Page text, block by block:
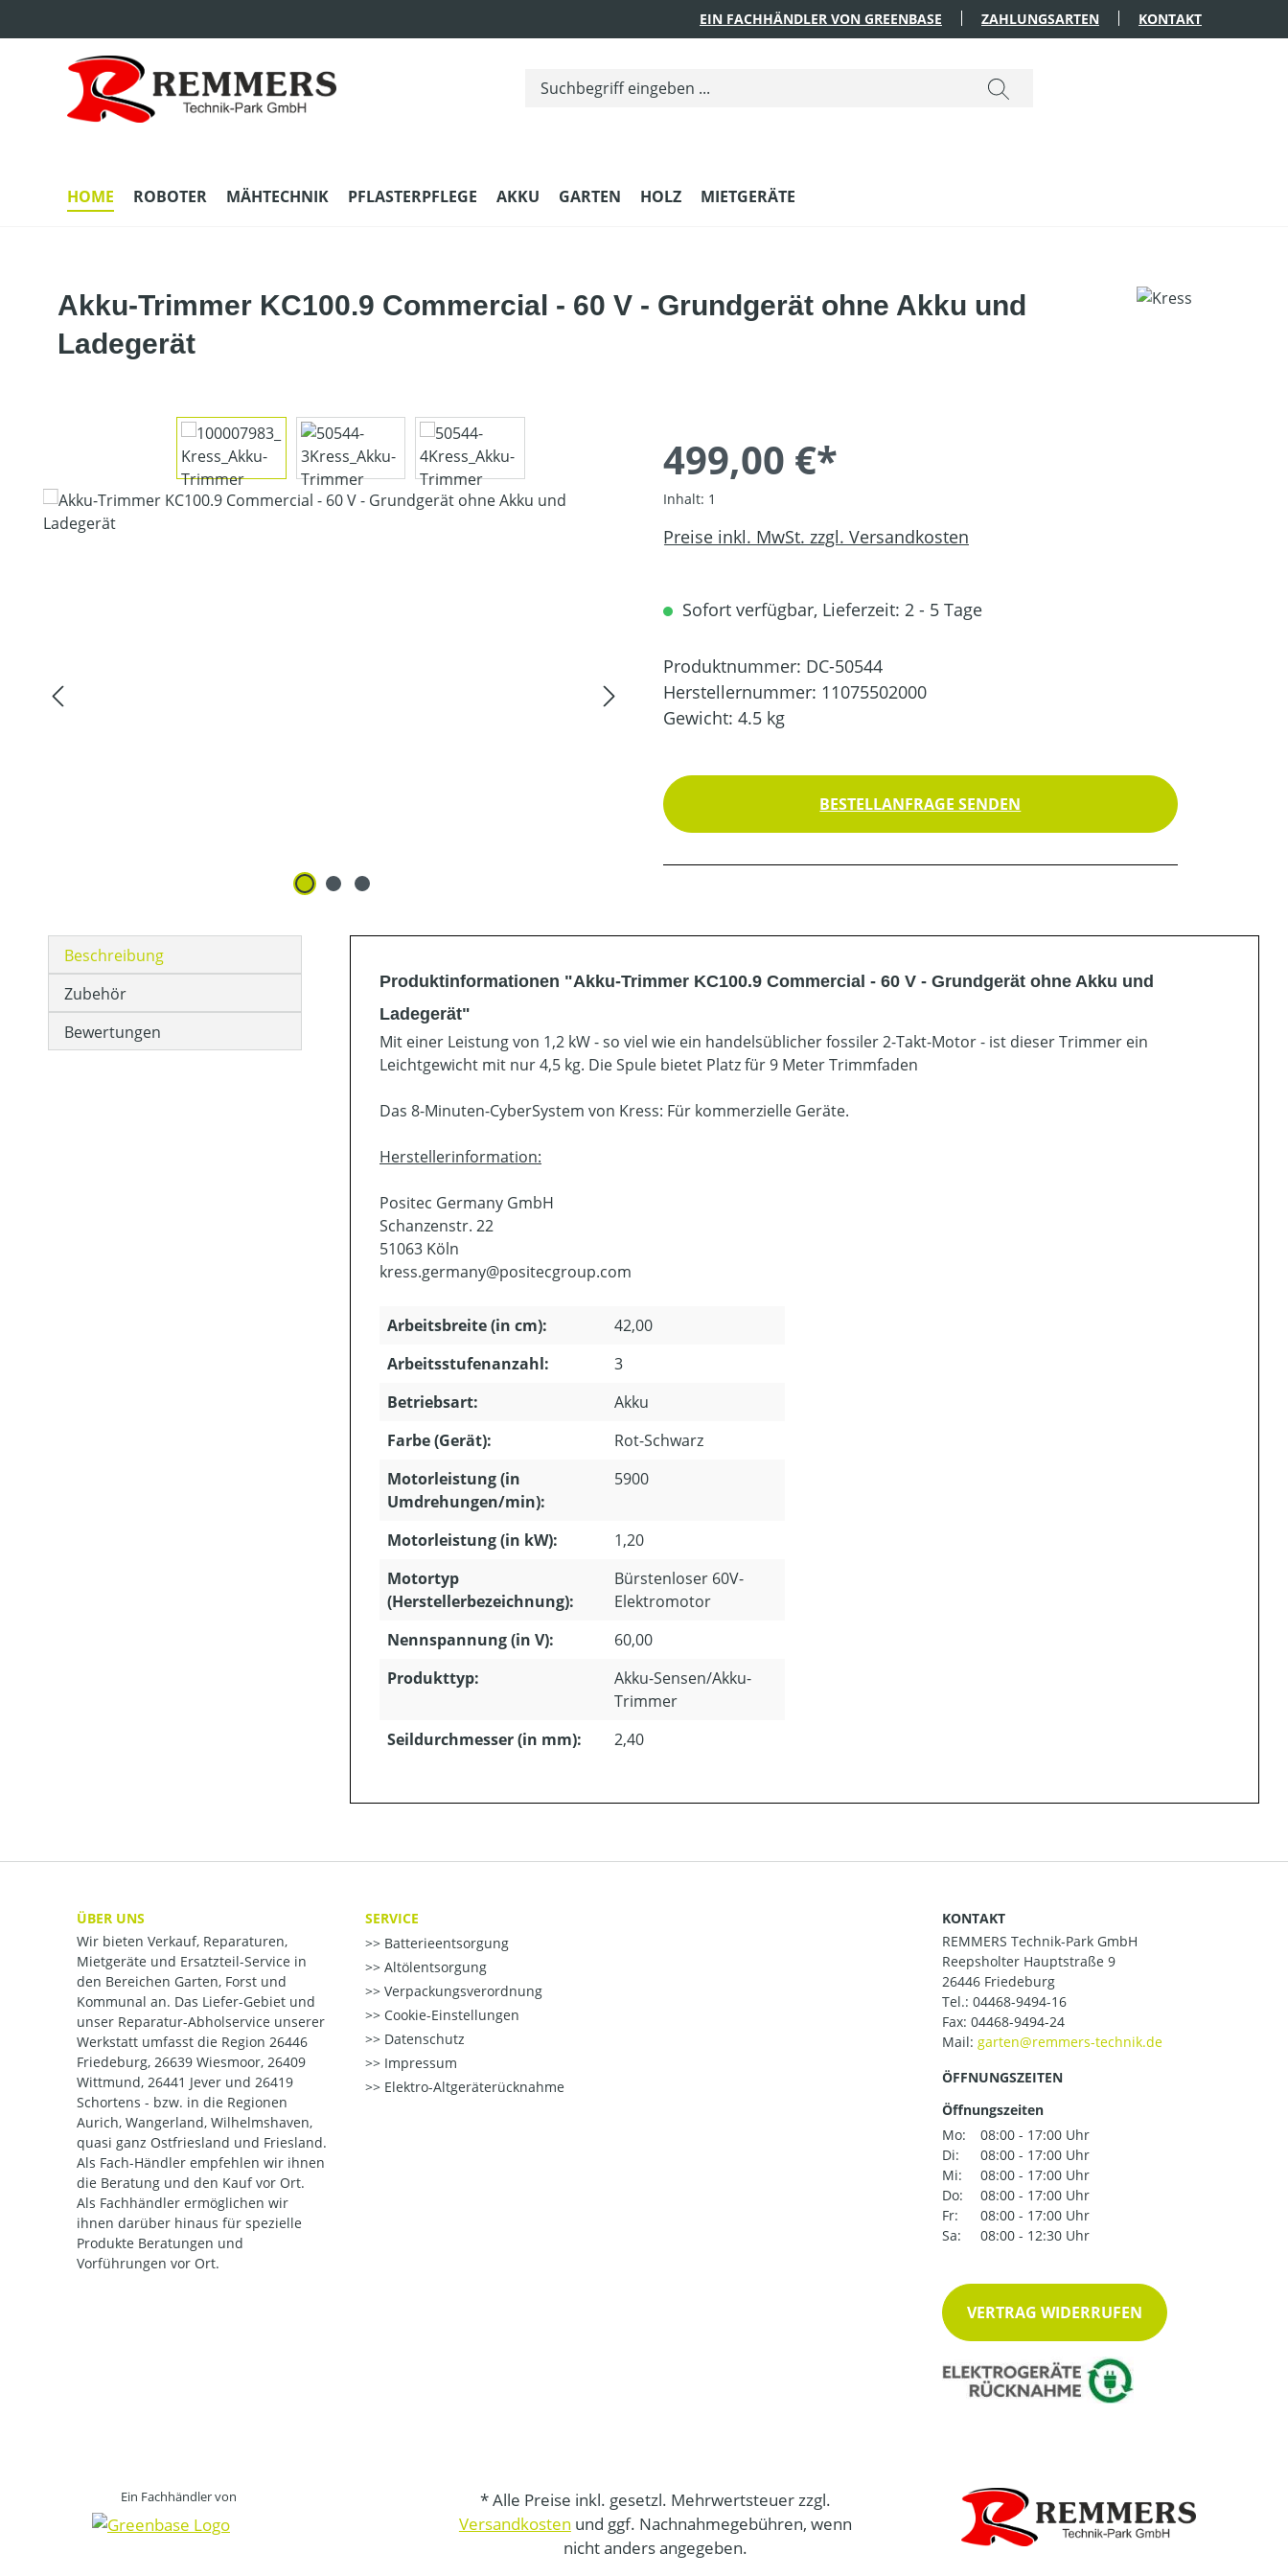
EIN FACHHÄNDLER VON GREENBASE ZAHLUNGSARTEN KONTAKT
HOME ROBOTER MÄHTECHNIK PFLASTERPFLEGE AKKU GARTEN HOLZ MIETGERÄTE
Akku-Trimmer KC100.9 Commercial - 60 V - Grundgerät ohne Akku und
Ladegerät
Bildergalerie überspringen
499,00 €*
Inhalt: 1
Preise inkl. MwSt. zzgl. Versandkosten
Sofort verfügbar, Lieferzeit: 2 - 5 Tage
Produktnummer: DC-50544
Herstellernummer: 11075502000
Gewicht: 4.5 kg
BESTELLANFRAGE SENDEN
Beschreibung
Zubehör
Bewertungen
Produktinformationen "Akku-Trimmer KC100.9 Commercial - 60 V - Grundgerät ohne Akku und
Ladegerät"
Mit einer Leistung von 1,2 kW - so viel wie ein handelsüblicher fossiler 2-Takt-Motor - ist dieser Trimmer ein
Leichtgewicht mit nur 4,5 kg. Die Spule bietet Platz für 9 Meter Trimmfaden
Das 8-Minuten-CyberSystem von Kress: Für kommerzielle Geräte.
Herstellerinformation:
Positec Germany GmbH
Schanzenstr. 22
51063 Köln
kress.germany@positecgroup.com
Arbeitsbreite (in cm):
42,00
Arbeitsstufenanzahl:
3
Betriebsart:
Akku
Farbe (Gerät):
Rot-Schwarz
Motorleistung (in
Umdrehungen/min):
5900
Motorleistung (in kW):
1,20
Motortyp
(Herstellerbezeichnung):
Bürstenloser 60V-
Elektromotor
Nennspannung (in V):
60,00
Produkttyp:
Akku-Sensen/Akku-
Trimmer
Seildurchmesser (in mm):
2,40
ÜBER UNS
Wir bieten Verkauf, Reparaturen,
Mietgeräte und Ersatzteil-Service in
den Bereichen Garten, Forst und
Kommunal an. Das Liefer-Gebiet und
unser Reparatur-Abholservice unserer
Werkstatt umfasst die Region 26446
Friedeburg, 26639 Wiesmoor, 26409
Wittmund, 26441 Jever und 26419
Schortens - bzw. in die Regionen
Aurich, Wangerland, Wilhelmshaven,
quasi ganz Ostfriesland und Friesland.
Als Fach-Händler empfehlen wir ihnen
die Beratung und den Kauf vor Ort.
Als Fachhändler ermöglichen wir
ihnen darüber hinaus für spezielle
Produkte Beratungen und
Vorführungen vor Ort.
SERVICE
Batterieentsorgung
Altölentsorgung
Verpackungsverordnung
Cookie-Einstellungen
Datenschutz
Impressum
Elektro-Altgeräterücknahme
KONTAKT
REMMERS Technik-Park GmbH
Reepsholter Hauptstraße 9
26446 Friedeburg
Tel.: 04468-9494-16
Fax: 04468-9494-24
Mail:
ÖFFNUNGSZEITEN
Öffnungszeiten
Mo:
08:00 - 17:00 Uhr
Di:
08:00 - 17:00 Uhr
Mi:
08:00 - 17:00 Uhr
Do:
08:00 - 17:00 Uhr
Fr:
08:00 - 17:00 Uhr
Sa:
08:00 - 12:30 Uhr
VERTRAG WIDERRUFEN
Ein Fachhändler von
* Alle Preise inkl. gesetzl. Mehrwertsteuer zzgl.
Versandkosten und ggf. Nachnahmegebühren, wenn
nicht anders angegeben.